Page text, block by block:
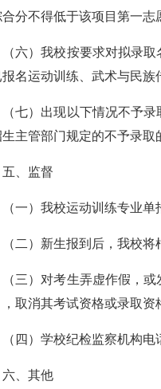
合分不得低于该项目第一志
（六）我校按要求对拟录
报名运动训练、武术与民族
（七）出现以下情况不予
主管部门规定的不予录取
五、监督
（一）我校运动训练专业
（二）新生报到后，我校
（三）对考生弄虚作假，
取消其考试资格或录取资
（四）学校纪检监察机构电
六、其他